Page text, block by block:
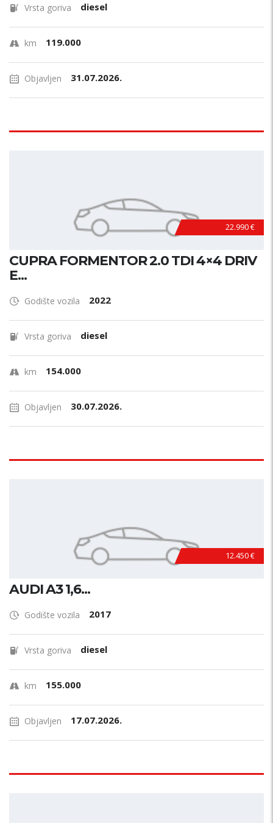
Vrsta goriva diesel
km 119.000
Objavljen 31.07.2026.
22.990 €
CUPRA FORMENTOR 2.0 TDI 4×4 DRIV
E...
Godište vozila 2022
Vrsta goriva diesel
km 154.000
Objavljen 30.07.2026.
12.450 €
AUDI A3 1,6...
Godište vozila 2017
Vrsta goriva diesel
km 155.000
Objavljen 17.07.2026.